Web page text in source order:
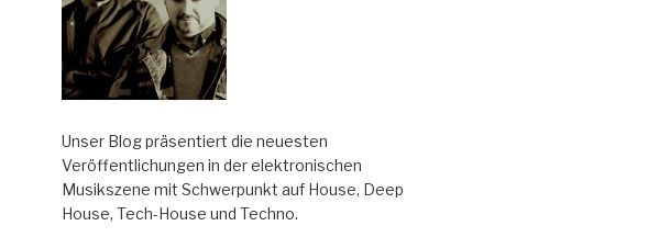
Unser Blog präsentiert die neuesten
Veröffentlichungen in der elektronischen
Musikszene mit Schwerpunkt auf House, Deep
House, Tech-House und Techno.